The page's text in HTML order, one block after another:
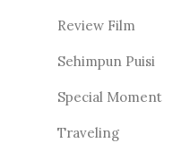
Review Film
Sehimpun Puisi
Special Moment
Traveling